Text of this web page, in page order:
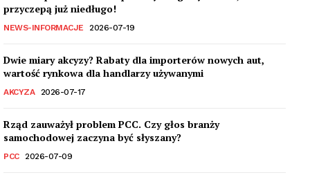
przyczepą już niedługo!
NEWS-INFORMACJE 2026-07-19
Dwie miary akcyzy? Rabaty dla importerów nowych aut,
wartość rynkowa dla handlarzy używanymi
AKCYZA 2026-07-17
Rząd zauważył problem PCC. Czy głos branży
samochodowej zaczyna być słyszany?
PCC 2026-07-09